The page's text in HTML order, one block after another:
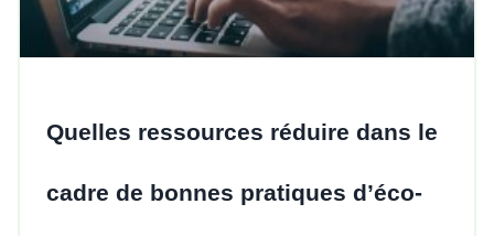
Quelles ressources réduire dans le
cadre de bonnes pratiques d’éco-